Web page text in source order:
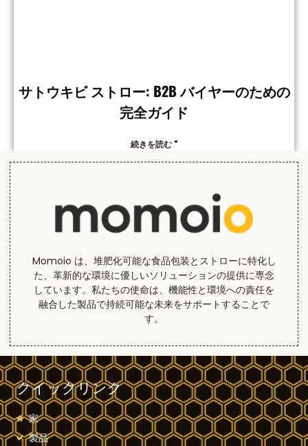
サトウキビ ストロー: B2B バイヤーのための
完全ガイド
続きを読む "
Momoio は、堆肥化可能な食品包装とストローに特化し
た、革新的な環境に優しいソリューションの提供に専念
しています。私たちの使命は、機能性と環境への責任を
融合した製品で持続可能な未来をサポートすることで
す。
クイックリンク
家
製品